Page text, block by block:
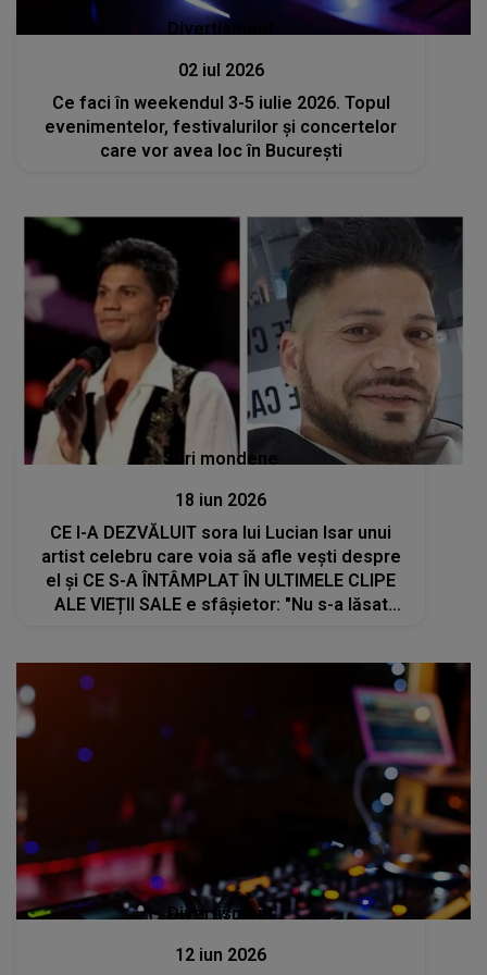
Divertisment
02 iul 2026
Ce faci în weekendul 3-5 iulie 2026. Topul
evenimentelor, festivalurilor și concertelor
care vor avea loc în București
Stiri mondene
18 iun 2026
CE I-A DEZVĂLUIT sora lui Lucian Isar unui
artist celebru care voia să afle vești despre
el și CE S-A ÎNTÂMPLAT ÎN ULTIMELE CLIPE
ALE VIEȚII SALE e sfâșietor: "Nu s-a lăsat
Divertisment
12 iun 2026